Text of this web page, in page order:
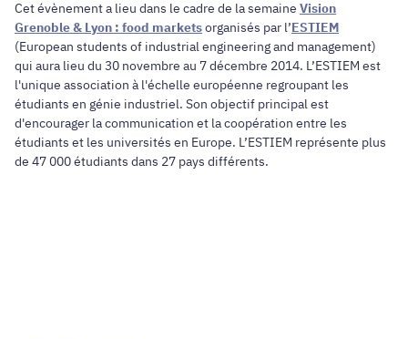
Cet évènement a lieu dans le cadre de la semaine Vision
Grenoble & Lyon : food marketsorganisés par l’ESTIEM
(European students of industrial engineering and management)
qui aura lieu du 30 novembre au 7 décembre 2014. L’ESTIEM est
l'unique association à l'échelle européenne regroupant les
étudiants en génie industriel. Son objectif principal est
d'encourager la communication et la coopération entre les
étudiants et les universités en Europe. L’ESTIEM représente plus
de 47 000 étudiants dans 27 pays différents.